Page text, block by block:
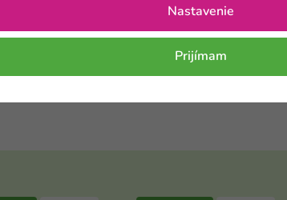
8,32 €
Nastavenie
Prijímam